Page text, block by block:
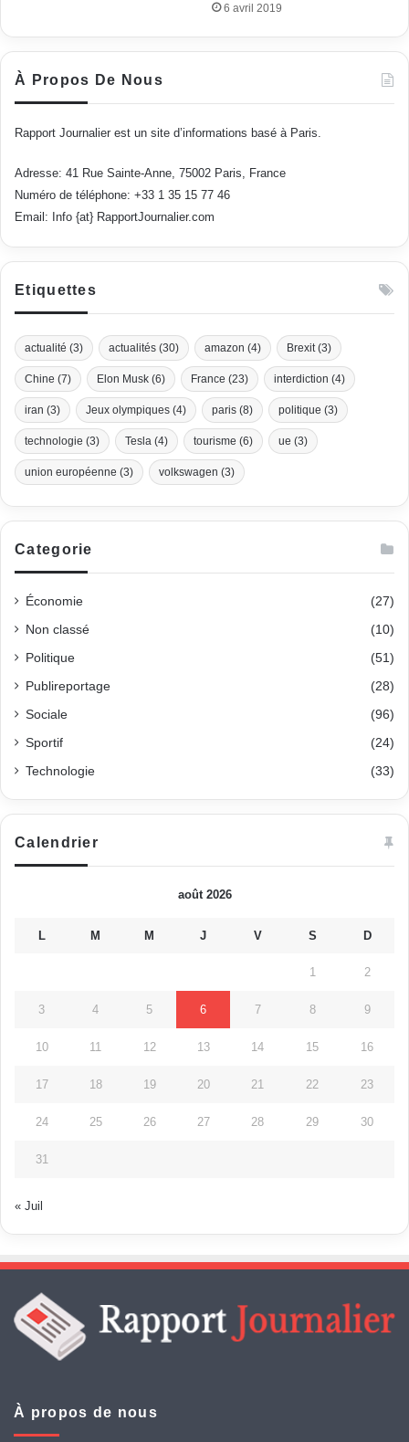
6 avril 2019
À Propos De Nous
Rapport Journalier est un site d’informations basé à Paris.
Adresse: 41 Rue Sainte-Anne, 75002 Paris, France
Numéro de téléphone: +33 1 35 15 77 46
Email: Info {at} RapportJournalier.com
Etiquettes
actualité (3) actualités (30) amazon (4) Brexit(3)
Chine (7) Elon Musk (6) France (23) interdiction (4)
iran (3) Jeux olympiques (4) paris (8) politique (3)
technologie (3) Tesla (4) tourisme (6) ue (3)
union européenne (3) volkswagen (3)
Categorie
Économie (27)
Non classé (10)
Politique (51)
Publireportage (28)
Sociale (96)
Sportif (24)
Technologie (33)
Calendrier
août 2026
L M M J V S D
1 2
3 4 5 6 7 8 9
10 11 12 13 14 15 16
17 18 19 20 21 22 23
24 25 26 27 28 29 30
31
« Juil
À propos de nous